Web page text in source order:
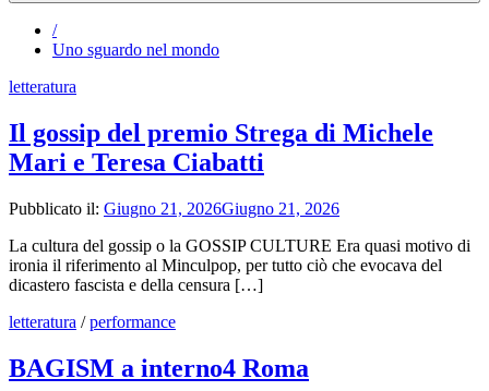
/
Uno sguardo nel mondo
letteratura
Il gossip del premio Strega di Michele
Mari e Teresa Ciabatti
Pubblicato il: Giugno 21, 2026Giugno 21, 2026
La cultura del gossip o la GOSSIP CULTURE Era quasi motivo di
ironia il riferimento al Minculpop, per tutto ciò che evocava del
dicastero fascista e della censura […]
letteratura /performance
BAGISM a interno4 Roma